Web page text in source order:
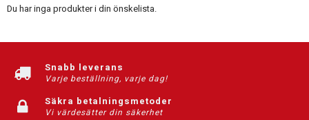
Du har inga produkter i din önskelista.
Snabb leverans
Varje beställning, varje dag!
Säkra betalningsmetoder
Vi värdesätter din säkerhet